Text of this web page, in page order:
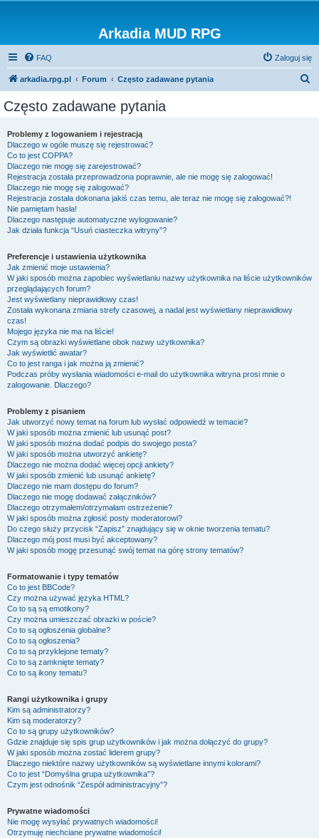
Arkadia MUD RPG
FAQ Zaloguj się
arkadia.rpg.pl Forum Często zadawane pytania
Często zadawane pytania
Problemy z logowaniem i rejestracją
Dlaczego w ogóle muszę się rejestrować?
Co to jest COPPA?
Dlaczego nie mogę się zarejestrować?
Rejestracja została przeprowadzona poprawnie, ale nie mogę się zalogować!
Dlaczego nie mogę się zalogować?
Rejestracja została dokonana jakiś czas temu, ale teraz nie mogę się zalogować?!
Nie pamiętam hasła!
Dlaczego następuje automatyczne wylogowanie?
Jak działa funkcja “Usuń ciasteczka witryny”?
Preferencje i ustawienia użytkownika
Jak zmienić moje ustawienia?
W jaki sposób można zapobiec wyświetlaniu nazwy użytkownika na liście użytkowników
przeglądających forum?
Jest wyświetlany nieprawidłowy czas!
Została wykonana zmiana strefy czasowej, a nadal jest wyświetlany nieprawidłowy
czas!
Mojego języka nie ma na liście!
Czym są obrazki wyświetlane obok nazwy użytkownika?
Jak wyświetlić awatar?
Co to jest ranga i jak można ją zmienić?
Podczas próby wysłania wiadomości e-mail do użytkownika witryna prosi mnie o
zalogowanie. Dlaczego?
Problemy z pisaniem
Jak utworzyć nowy temat na forum lub wysłać odpowiedź w temacie?
W jaki sposób można zmienić lub usunąć post?
W jaki sposób można dodać podpis do swojego posta?
W jaki sposób można utworzyć ankietę?
Dlaczego nie można dodać więcej opcji ankiety?
W jaki sposób zmienić lub usunąć ankietę?
Dlaczego nie mam dostępu do forum?
Dlaczego nie mogę dodawać załączników?
Dlaczego otrzymałem/otrzymałam ostrzeżenie?
W jaki sposób można zgłosić posty moderatorowi?
Do czego służy przycisk “Zapisz” znajdujący się w oknie tworzenia tematu?
Dlaczego mój post musi być akceptowany?
W jaki sposób mogę przesunąć swój temat na górę strony tematów?
Formatowanie i typy tematów
Co to jest BBCode?
Czy można używać języka HTML?
Co to są są emotikony?
Czy można umieszczać obrazki w poście?
Co to są ogłoszenia globalne?
Co to są ogłoszenia?
Co to są przyklejone tematy?
Co to są zamknięte tematy?
Co to są ikony tematu?
Rangi użytkownika i grupy
Kim są administratorzy?
Kim są moderatorzy?
Co to są grupy użytkowników?
Gdzie znajduje się spis grup użytkowników i jak można dołączyć do grupy?
W jaki sposób można zostać liderem grupy?
Dlaczego niektóre nazwy użytkowników są wyświetlane innymi kolorami?
Co to jest “Domyślna grupa użytkownika”?
Czym jest odnośnik “Zespół administracyjny”?
Prywatne wiadomości
Nie mogę wysyłać prywatnych wiadomości!
Otrzymuję niechciane prywatne wiadomości!